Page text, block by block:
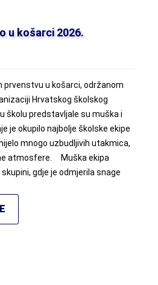
u košarci 2026.
prvenstvu u košarci, održanom
Hrvatskog školskog
školu predstavljale su muška i
je okupilo najbolje školske ekipe
mnogo uzbudljivih utakmica,
atmosfere. Muška ekipa
gdje je odmjerila snage